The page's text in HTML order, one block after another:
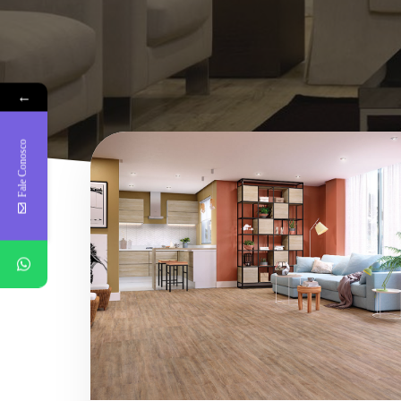
←
Fale Conosco